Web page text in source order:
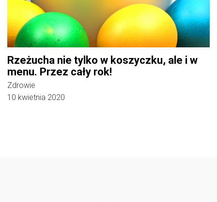
Rzeżucha nie tylko w koszyczku, ale i w
menu. Przez cały rok!
Zdrowie
10 kwietnia 2020